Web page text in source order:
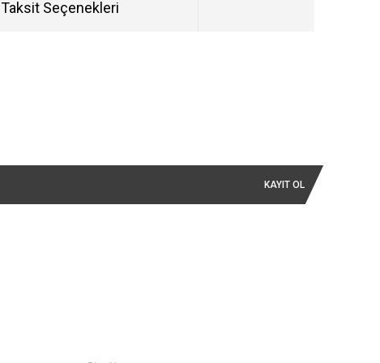
Taksit Seçenekleri
KAYIT OL